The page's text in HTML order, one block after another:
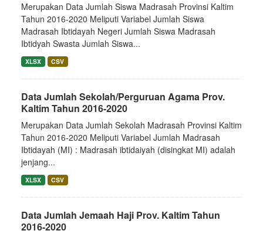
Merupakan Data Jumlah Siswa Madrasah Provinsi Kaltim
Tahun 2016-2020 Meliputi Variabel Jumlah Siswa
Madrasah Ibtidayah Negeri Jumlah Siswa Madrasah
Ibtidyah Swasta Jumlah Siswa...
XLSX CSV
Data Jumlah Sekolah/Perguruan Agama Prov.
Kaltim Tahun 2016-2020
Merupakan Data Jumlah Sekolah Madrasah Provinsi Kaltim
Tahun 2016-2020 Meliputi Variabel Jumlah Madrasah
Ibtidayah (MI) : Madrasah ibtidaiyah (disingkat MI) adalah
jenjang...
XLSX CSV
Data Jumlah Jemaah Haji Prov. Kaltim Tahun
2016-2020